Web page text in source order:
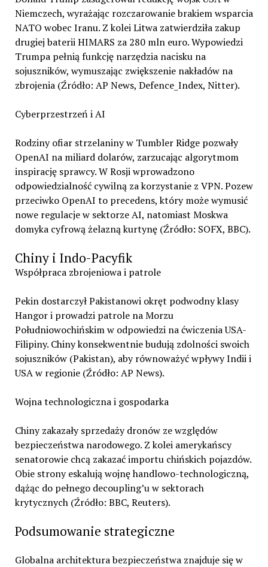
Niemczech, wyrażając rozczarowanie brakiem wsparcia
NATO wobec Iranu. Z kolei Litwa zatwierdziła zakup
drugiej baterii HIMARS za 280 mln euro. Wypowiedzi
Trumpa pełnią funkcję narzędzia nacisku na
sojuszników, wymuszając zwiększenie nakładów na
zbrojenia (Źródło: AP News, Defence_Index, Nitter).
Cyberprzestrzeń i AI
Rodziny ofiar strzelaniny w Tumbler Ridge pozwały
OpenAI na miliard dolarów, zarzucając algorytmom
inspirację sprawcy. W Rosji wprowadzono
odpowiedzialność cywilną za korzystanie z VPN. Pozew
przeciwko OpenAI to precedens, który może wymusić
nowe regulacje w sektorze AI, natomiast Moskwa
domyka cyfrową żelazną kurtynę (Źródło: SOFX, BBC).
Chiny i Indo-Pacyfik
Współpraca zbrojeniowa i patrole
Pekin dostarczył Pakistanowi okręt podwodny klasy
Hangor i prowadzi patrole na Morzu
Południowochińskim w odpowiedzi na ćwiczenia USA-
Filipiny. Chiny konsekwentnie budują zdolności swoich
sojuszników (Pakistan), aby równoważyć wpływy Indii i
USA w regionie (Źródło: AP News).
Wojna technologiczna i gospodarka
Chiny zakazały sprzedaży dronów ze względów
bezpieczeństwa narodowego. Z kolei amerykańscy
senatorowie chcą zakazać importu chińskich pojazdów.
Obie strony eskalują wojnę handlowo-technologiczną,
dążąc do pełnego decoupling’u w sektorach
krytycznych (Źródło: BBC, Reuters).
Podsumowanie strategiczne
Globalna architektura bezpieczeństwa znajduje się w